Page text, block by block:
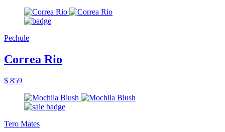
Pechule
Correa Rio
$ 859
Tero Mates